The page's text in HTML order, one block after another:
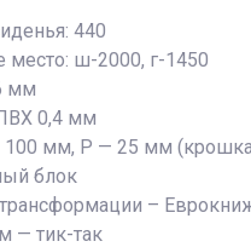
440
место: ш-2000, г-1450
мм
0,4 мм
мм, Р — 25 мм
блок
–
— тик-так